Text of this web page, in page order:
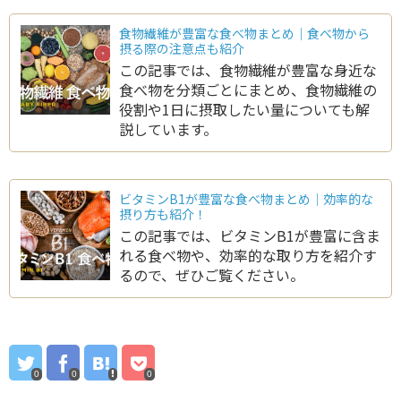
食物繊維が豊富な食べ物まとめ｜食べ物から
摂る際の注意点も紹介
この記事では、食物繊維が豊富な身近な
食べ物を分類ごとにまとめ、食物繊維の
役割や1日に摂取したい量についても解
説しています。
ビタミンB1が豊富な食べ物まとめ｜効率的な
摂り方も紹介！
この記事では、ビタミンB1が豊富に含ま
れる食べ物や、効率的な取り方を紹介す
るので、ぜひご覧ください。
0 0 0